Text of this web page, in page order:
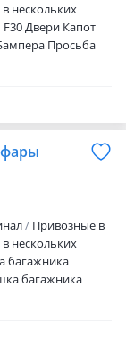
нескольких
F30 Двери Капот
Просьба
Привозные в
нескольких
багажника
багажника
акпп Фары